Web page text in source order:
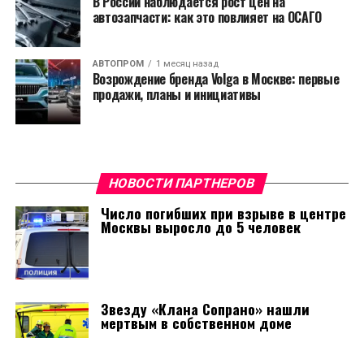
автозапчасти: как это повлияет на ОСАГО
АВТОПРОМ 1 месяц назад
Возрождение бренда Volga в Москве: первые
продажи, планы и инициативы
НОВОСТИ ПАРТНЕРОВ
Число погибших при взрыве в центре
Москвы выросло до 5 человек
Звезду «Клана Сопрано» нашли
мертвым в собственном доме